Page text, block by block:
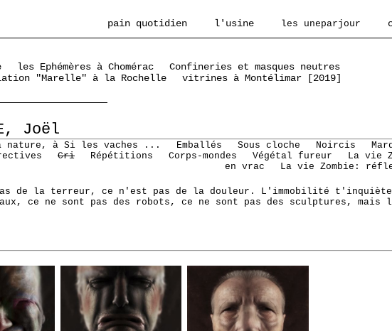
pain quotidien l'usine les uneparjour
les Ephémères à Chomérac
Confineries et masques neutres
"Marelle" à la Rochelle
vitrines à Montélimar [2019]
Joël
nature, à Si les vaches ... Emballés Sous cloche Noircis
Cri Répétitions Corps-mondes Végétal fureur
La vie
en vrac
La vie Zombie:
de la terreur, ce n'est pas de la douleur. L'immobilité t'inquiète
ce ne sont pas des robots, ce ne sont pas des sculptures, mais